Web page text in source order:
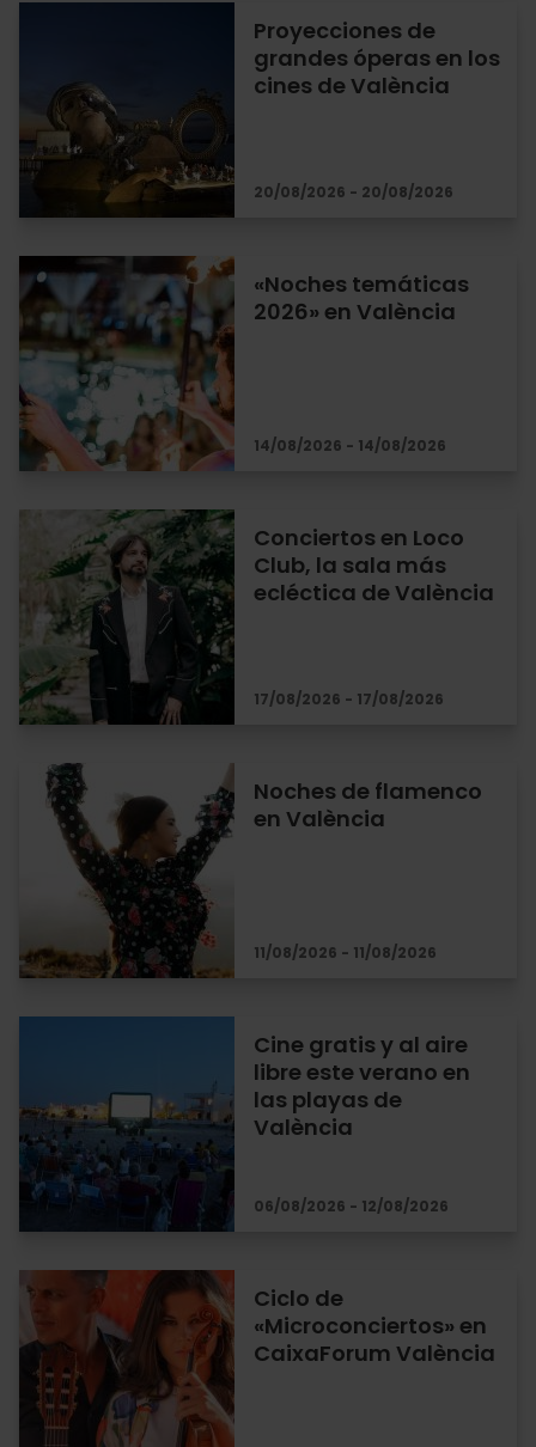
Proyecciones de
grandes óperas en los
cines de València
20/08/2026 - 20/08/2026
«Noches temáticas
2026» en València
14/08/2026 - 14/08/2026
Conciertos en Loco
Club, la sala más
ecléctica de València
17/08/2026 - 17/08/2026
Noches de flamenco
en València
11/08/2026 - 11/08/2026
Cine gratis y al aire
libre este verano en
las playas de
València
06/08/2026 - 12/08/2026
Ciclo de
«Microconciertos» en
CaixaForum València